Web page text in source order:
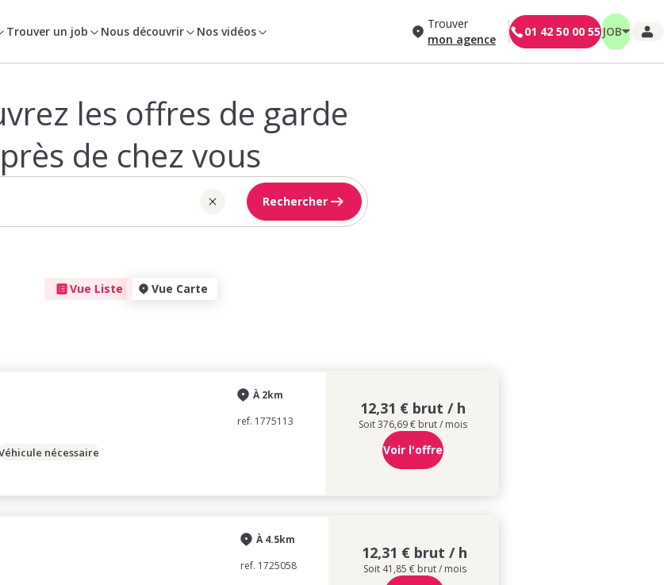
Trouver un job Nous découvrir Nos vidéos
Trouver
mon agence
01 42 50 00 55 JOB
les offres de garde
près de chez vous
Rechercher
Vue Liste Vue Carte
À 2km
ref. 1775113
nécessaire
12,31 € brut / h
Soit 376,69 € brut / mois
Voir l'offre
À 4.5km
ref. 1725058
12,31 € brut / h
Soit 41,85 € brut / mois